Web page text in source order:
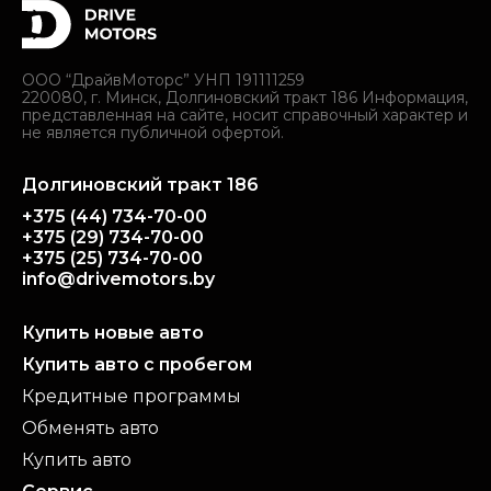
ООО “ДрайвМоторс” УНП 191111259
220080, г. Минск, Долгиновский тракт 186 Информация,
представленная на сайте, носит справочный характер и
не является публичной офертой.
Долгиновский тракт 186
+375 (44) 734-70-00
+375 (29) 734-70-00
+375 (25) 734-70-00
info@drivemotors.by
Купить новые авто
Купить авто с пробегом
Кредитные программы
Обменять авто
Купить авто